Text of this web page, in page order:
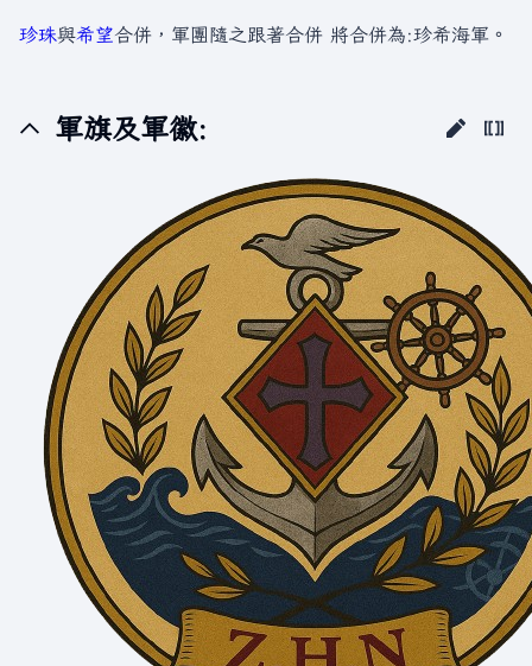
珍珠與希望合併，軍團隨之跟著合併 將合併為:珍希海軍。
軍旗及軍徽: